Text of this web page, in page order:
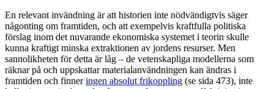
En relevant invändning är att historien inte nödvändigtvis säger
någonting om framtiden, och att exempelvis kraftfulla politiska
förslag inom det nuvarande ekonomiska systemet i teorin skulle
kunna kraftigt minska extraktionen av jordens resurser. Men
sannolikheten för detta är låg – de vetenskapliga modellerna som
räknar på och uppskattar materialanvändningen kan ändras i
framtiden och finneringen absolut frikoppling (se sida 473), inte